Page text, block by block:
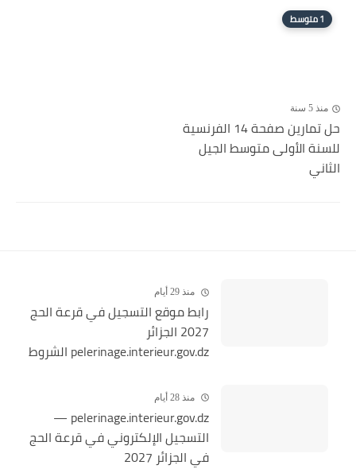
1 متوسط
منذ 5 سنة
حل تمارين صفحة 14 الفرنسية
للسنة الأولى متوسط الجيل
الثاني
منذ 29 أيام
رابط موقع التسجيل في قرعة الحج
2027 الجزائر
pelerinage.interieur.gov.dz الشروط
منذ 28 أيام
pelerinage.interieur.gov.dz —
التسجيل الإلكتروني في قرعة الحج
في الجزائر 2027